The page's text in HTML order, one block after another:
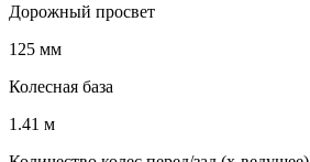
Дорожный просвет
125 мм
Колесная база
1.41 м